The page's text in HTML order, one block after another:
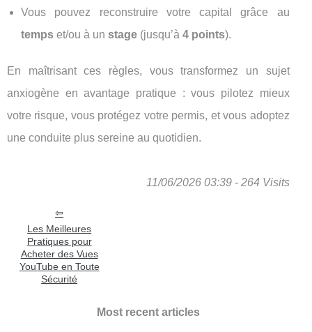
Vous pouvez reconstruire votre capital grâce au
temps et/ou à un stage (jusqu’à 4 points).
En maîtrisant ces règles, vous transformez un sujet
anxiogène en avantage pratique : vous pilotez mieux
votre risque, vous protégez votre permis, et vous adoptez
une conduite plus sereine au quotidien.
11/06/2026 03:39 - 264 Visits
Les Meilleures
Pratiques pour
Acheter des Vues
YouTube en Toute
Sécurité
Most recent articles